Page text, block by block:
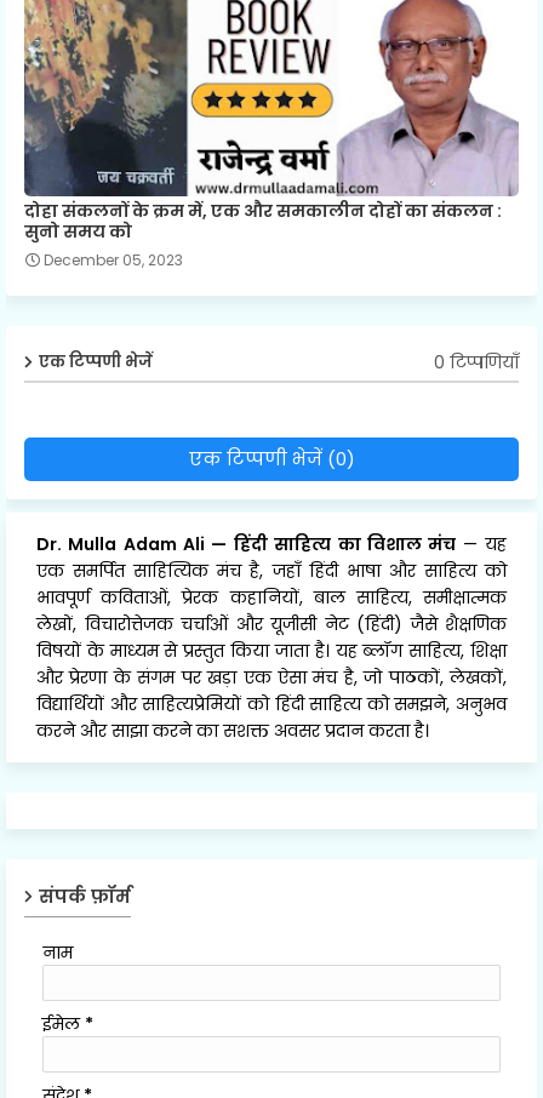
दोहा संकलनों के क्रम में, एक और समकालीन दोहों का संकलन :
सुनो समय को
December 05, 2023
एक टिप्पणी भेजें 0 टिप्पणियाँ
एक टिप्पणी भेजें (0)
Dr. Mulla Adam Ali — हिंदी साहित्य का विशाल मंच — यह
एक समर्पित साहित्यिक मंच है, जहाँ हिंदी भाषा और साहित्य को
भावपूर्ण कविताओं, प्रेरक कहानियों, बाल साहित्य, समीक्षात्मक
लेखों, विचारोत्तेजक चर्चाओं और यूजीसी नेट (हिंदी) जैसे शैक्षणिक
विषयों के माध्यम से प्रस्तुत किया जाता है। यह ब्लॉग साहित्य, शिक्षा
और प्रेरणा के संगम पर खड़ा एक ऐसा मंच है, जो पाठकों, लेखकों,
विद्यार्थियों और साहित्यप्रेमियों को हिंदी साहित्य को समझने, अनुभव
करने और साझा करने का सशक्त अवसर प्रदान करता है।
संपर्क फ़ॉर्म
नाम
ईमेल *